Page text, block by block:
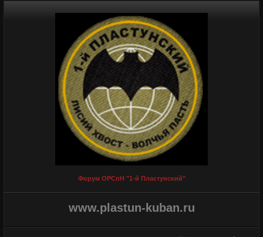
Форум ОРСпН "1-й Пластунский"
www.plastun-kuban.ru